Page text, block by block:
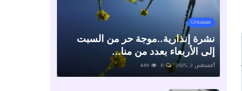
مستجدات
نشرة إنذارية..موجة حر من السبت
إلى الأربعاء بعدد من منا...
أغسطس 2, 2025 0
449